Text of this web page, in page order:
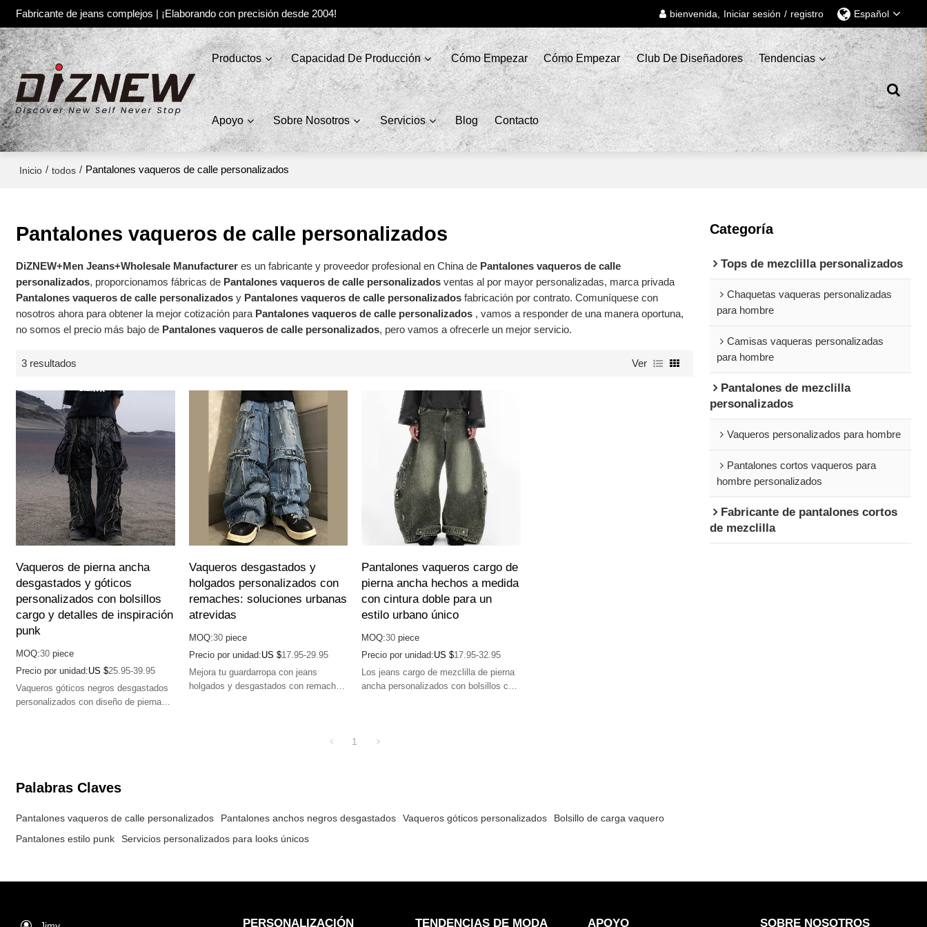
Fabricante de jeans complejos | ¡Elaborando con precisión desde 2004! bienvenida, Iniciar sesión / registro Español
Productos Capacidad De Producción Cómo Empezar Cómo Empezar Club De Diseñadores Tendencias
Apoyo Sobre Nosotros Servicios Blog Contacto
Inicio / todos / Pantalones vaqueros de calle personalizados
Pantalones vaqueros de calle personalizados
DiZNEW+Men Jeans+Wholesale Manufacturer es un fabricante y proveedor profesional en China de Pantalones vaqueros de calle
personalizados, proporcionamos fábricas de Pantalones vaqueros de calle personalizados ventas al por mayor personalizadas, marca privada
Pantalones vaqueros de calle personalizados y Pantalones vaqueros de calle personalizados fabricación por contrato. Comuníquese con
nosotros ahora para obtener la mejor cotización para Pantalones vaqueros de calle personalizados , vamos a responder de una manera oportuna,
no somos el precio más bajo de Pantalones vaqueros de calle personalizados, pero vamos a ofrecerle un mejor servicio.
3 resultados Ver
Vaqueros de pierna ancha
desgastados y góticos
personalizados con bolsillos
cargo y detalles de inspiración
punk
MOQ:30 piece
Precio por unidad:US $25.95-39.95
Vaqueros góticos negros desgastados
personalizados con diseño de pierna
Vaqueros desgastados y
holgados personalizados con
remaches: soluciones urbanas
atrevidas
MOQ:30 piece
Precio por unidad:US $17.95-29.95
Mejora tu guardarropa con jeans
holgados y desgastados con remaches
Pantalones vaqueros cargo de
pierna ancha hechos a medida
con cintura doble para un
estilo urbano único
MOQ:30 piece
Precio por unidad:US $17.95-32.95
Los jeans cargo de mezclilla de pierna
ancha personalizados con bolsillos con
1
Palabras Claves
Pantalones vaqueros de calle personalizados Pantalones anchos negros desgastados Vaqueros góticos personalizados
Bolsillo de carga vaquero
Pantalones estilo punk
Servicios personalizados para looks únicos
Categoría
Tops de mezclilla personalizados
Chaquetas vaqueras personalizadas
para hombre
Camisas vaqueras personalizadas
para hombre
Pantalones de mezclilla
personalizados
Vaqueros personalizados para hombre
Pantalones cortos vaqueros para
hombre personalizados
Fabricante de pantalones cortos
de mezclilla
PERSONALIZACIÓN TENDENCIAS DE MODA APOYO SOBRE NOSOTROS